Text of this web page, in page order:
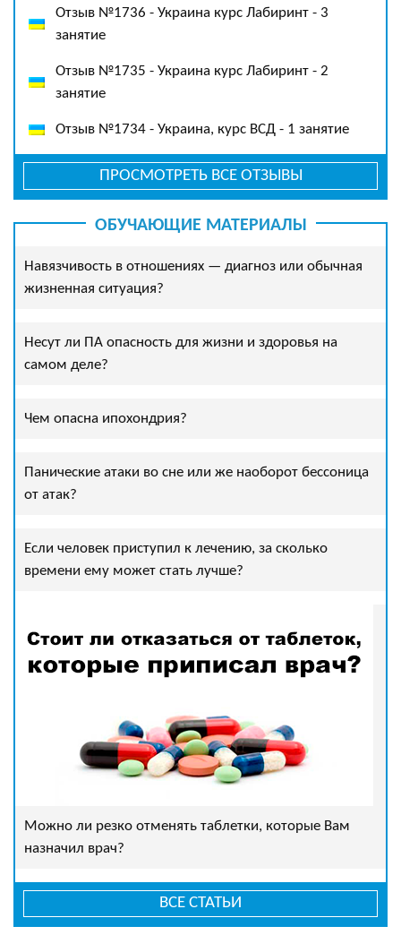
Отзыв №1736 - Украина курс Лабиринт - 3
занятие
Отзыв №1735 - Украина курс Лабиринт - 2
занятие
Отзыв №1734 - Украина, курс ВСД - 1 занятие
ПРОСМОТРЕТЬ ВСЕ ОТЗЫВЫ
ОБУЧАЮЩИЕ МАТЕРИАЛЫ
Навязчивость в отношениях — диагноз или обычная
жизненная ситуация?
Несут ли ПА опасность для жизни и здоровья на
самом деле?
Чем опасна ипохондрия?
Панические атаки во сне или же наоборот бессоница
от атак?
Если человек приступил к лечению, за сколько
времени ему может стать лучше?
Можно ли резко отменять таблетки, которые Вам
назначил врач?
ВСЕ СТАТЬИ